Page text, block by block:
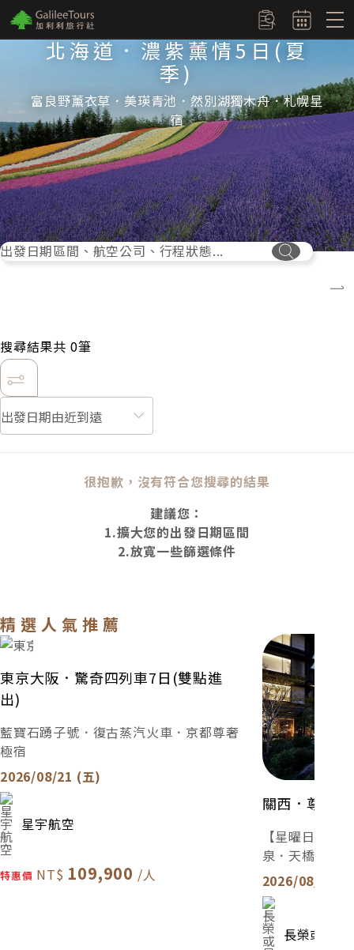
logo 訂單查詢
北海道．濃紫薰情5日(夏
季)
富良野薰衣草．美瑛青池．然別湖獨木舟．札幌星
宿
出發日期區間、航空公司、行程狀態...
搜尋按鈕
搜尋結果共 0筆
很抱歉，沒有符合您搜尋的結果
建議您：
1.擴大您的出發日期區間
2.放寬一些篩選條件
精選人氣推薦
東京大阪．驚奇四列車7日(雙點進
出)
藍寶石踴子號．復古蒸汽火車．京都尊奢
極宿
2026/08/21 (五)
星宇航空
特惠價 109,900
東京大阪．驚奇四列車7日(雙點進出)
關西．尊奢
【星曜日本】
泉．天橋立．
2026/08/21 (
長榮或星宇
關西．尊奢京